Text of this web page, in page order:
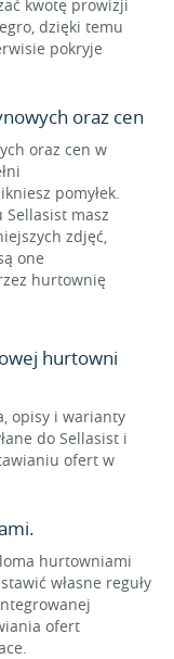
kwotę prowizji
dzięki temu
pokryje
oraz cen
oraz cen w
pomyłek.
masz
zdjęć,
one
hurtownię
hurtowni
opisy i warianty
do Sellasist i
ofert w
hurtowniami
własne reguły
ofert